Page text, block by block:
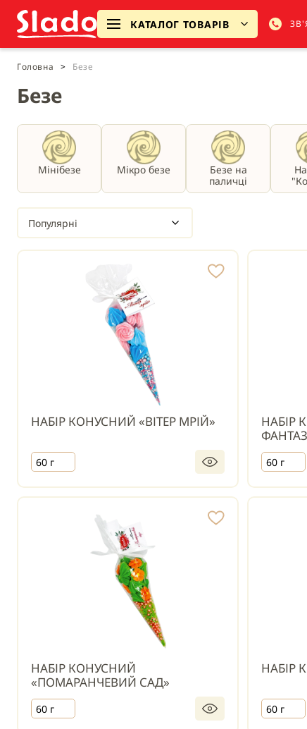
КАТАЛОГ ТОВАРІВ
Головна > Безе
Безе
Мінібезе Мікро безе
Безе на
паличці
Популярні
НАБІР КОНУСНИЙ «ВІТЕР МРІЙ»
60 г
НАБІР
60 г
НАБІР КОНУСНИЙ
«ПОМАРАНЧЕВИЙ САД»
60 г
НАБІР
60 г